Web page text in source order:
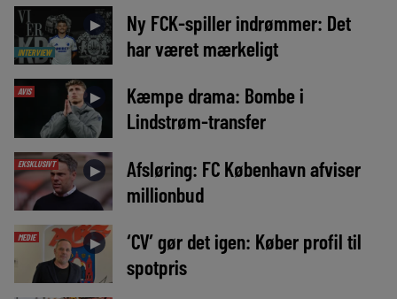
INTERVIEW
►
Ny FCK-spiller indrømmer: Det
har været mærkeligt
AVIS ►
Kæmpe drama: Bombe i
Lindstrøm-transfer
EKSKLUSIVT ►
Afsløring: FC København afviser
millionbud
MEDIE ►
‘CV’ gør det igen: Køber profil til
spotpris